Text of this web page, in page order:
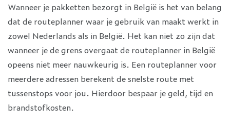
Wanneer je pakketten bezorgt in België is het van belang
dat de routeplanner waar je gebruik van maakt werkt in
zowel Nederlands als in België. Het kan niet zo zijn dat
wanneer je de grens overgaat de routeplanner in België
opeens niet meer nauwkeurig is. Een routeplanner voor
meerdere adressen berekent de snelste route met
tussenstops voor jou. Hierdoor bespaar je geld, tijd en
brandstofkosten.